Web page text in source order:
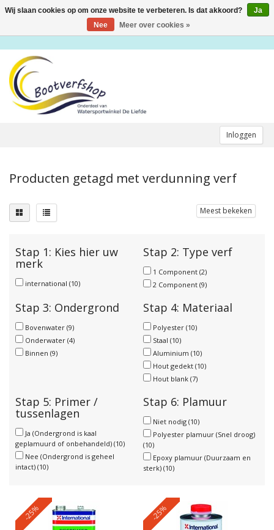
Inloggen
Toggle
Producten getagd met verdunning verf
Meest bekeken
Stap 1: Kies hier uw
merk
international (10)
Stap 2: Type verf
1 Component (2)
2 Component (9)
Stap 3: Ondergrond
Bovenwater (9)
Onderwater (4)
Binnen (9)
Stap 4: Materiaal
Polyester (10)
Staal (10)
Aluminium (10)
Hout gedekt (10)
Hout blank (7)
Stap 5: Primer /
tussenlagen
Ja (Ondergrond is kaal
geplamuurd of onbehandeld) (10)
Nee (Ondergrond is geheel
intact) (10)
Stap 6: Plamuur
Niet nodig (10)
Polyester plamuur (Snel droog)
(10)
Epoxy plamuur (Duurzaam en
sterk) (10)
-25% -25%
Wij slaan cookies op om onze website te verbeteren. Is dat akkoord?
Ja
Nee
Meer over cookies »